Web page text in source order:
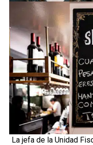
La jefa de la Unidad